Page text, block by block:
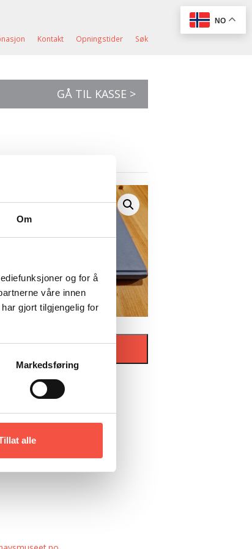
Om
og for å
våre innen
gjort tilgjengelig for
Markedsføring
alle
Kontakt Opningstider Søk
NO
GÅ TIL KASSE >